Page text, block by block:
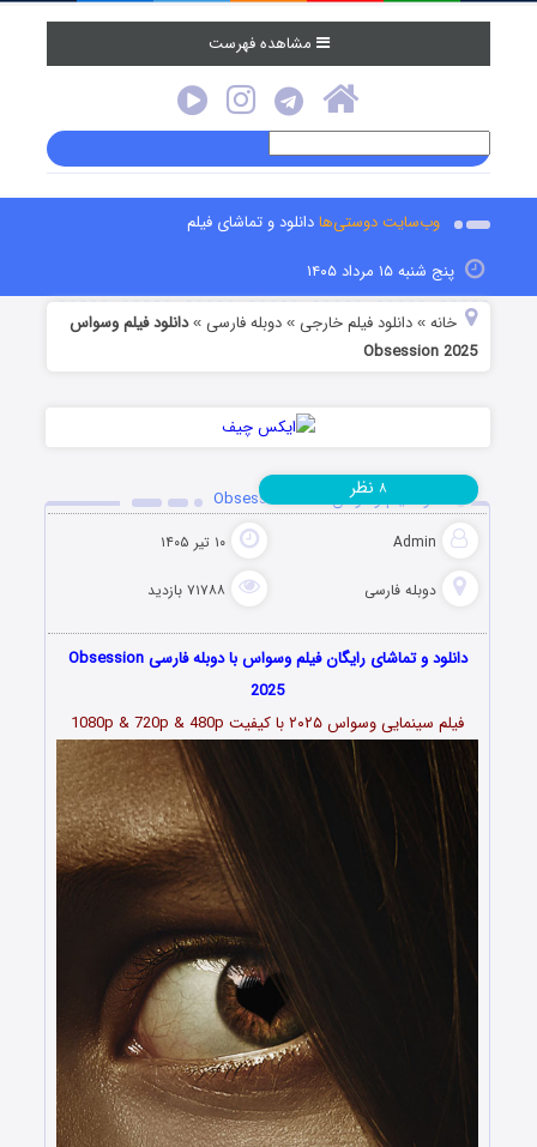
مشاهده فهرست
وب‌سایت دوستی‌هادانلود و تماشای فیلم
پنج شنبه ۱۵ مرداد ۱۴۰۵
خانه »دانلود فیلم خارجی »دوبله فارسی »دانلود فیلم وسواس
Obsession 2025
دانلود فیلم وسواس Obsession 2025
Admin ۱۰ تیر ۱۴۰۵
دوبله فارسی ۷۱۷۸۸ بازدید
۸ نظر
دانلود و تماشای رایگان فیلم وسواس با دوبله فارسی Obsession
2025
فیلم سینمایی وسواس ۲۰۲۵ با کیفیت 1080p & 720p & 480p